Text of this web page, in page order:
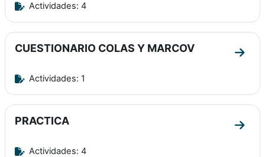
Actividades: 4
CUESTIONARIO COLAS Y MARCOV
Ir a
Actividades: 1
PRACTICA
Ir a
Actividades: 4